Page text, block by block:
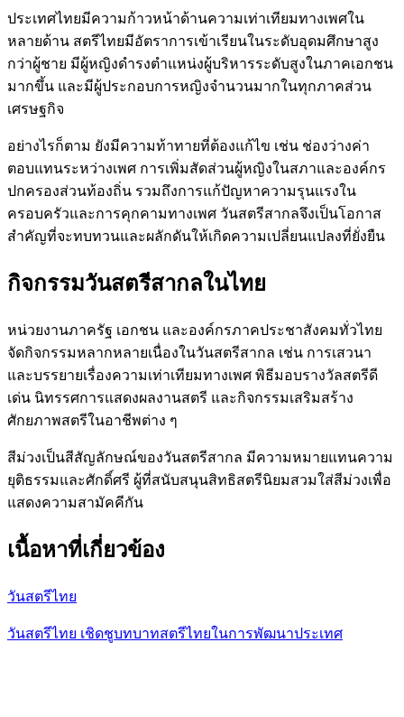
ประเทศไทยมีความก้าวหน้าด้านความเท่าเทียมทางเพศใน
หลายด้าน สตรีไทยมีอัตราการเข้าเรียนในระดับอุดมศึกษาสูง
กว่าผู้ชาย มีผู้หญิงดำรงตำแหน่งผู้บริหารระดับสูงในภาคเอกชน
มากขึ้น และมีผู้ประกอบการหญิงจำนวนมากในทุกภาคส่วน
เศรษฐกิจ
อย่างไรก็ตาม ยังมีความท้าทายที่ต้องแก้ไข เช่น ช่องว่างค่า
ตอบแทนระหว่างเพศ การเพิ่มสัดส่วนผู้หญิงในสภาและองค์กร
ปกครองส่วนท้องถิ่น รวมถึงการแก้ปัญหาความรุนแรงใน
ครอบครัวและการคุกคามทางเพศ วันสตรีสากลจึงเป็นโอกาส
สำคัญที่จะทบทวนและผลักดันให้เกิดความเปลี่ยนแปลงที่ยั่งยืน
กิจกรรมวันสตรีสากลในไทย
หน่วยงานภาครัฐ เอกชน และองค์กรภาคประชาสังคมทั่วไทย
จัดกิจกรรมหลากหลายเนื่องในวันสตรีสากล เช่น การเสวนา
และบรรยายเรื่องความเท่าเทียมทางเพศ พิธีมอบรางวัลสตรีดี
เด่น นิทรรศการแสดงผลงานสตรี และกิจกรรมเสริมสร้าง
ศักยภาพสตรีในอาชีพต่าง ๆ
สีม่วงเป็นสีสัญลักษณ์ของวันสตรีสากล มีความหมายแทนความ
ยุติธรรมและศักดิ์ศรี ผู้ที่สนับสนุนสิทธิสตรีนิยมสวมใส่สีม่วงเพื่อ
แสดงความสามัคคีกัน
เนื้อหาที่เกี่ยวข้อง
วันสตรีไทย
วันสตรีไทย เชิดชูบทบาทสตรีไทยในการพัฒนาประเทศ